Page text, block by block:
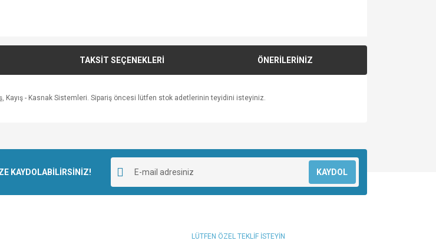
TAKSİT SEÇENEKLERİ ÖNERİLERİNİZ
Kayış - Kasnak Sistemleri. Sipariş öncesi lütfen stok adetlerinin teyidini isteyiniz.
KAYDOLABİLİRSİNİZ! KAYDOL
LÜTFEN ÖZEL TEKLİF İSTEYİN